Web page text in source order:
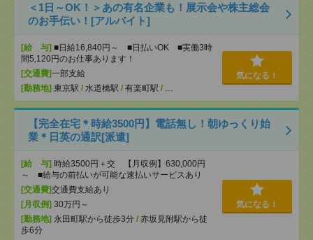
＜1日～OK！＞あの有名企業も！展示会や株主総会
のお手伝い！[アルバイト]
[給 与] ■日給16,840円～ ■日払いOK ■実働3時
間5,120円のお仕事あります！
[交通費]一部支給
[勤務地] 東京駅 / 水道橋駅 / 有楽町駅 / …
気になる！
【完全在宅＊時給3500円】電話無し！朝ゆっくり始
業＊日英の通訳[派遣]
[給 与] 時給3500円＋交 【月収例】630,000円
～ ■給与の前払いが可能な速払いサービスあり
[交通費]交通費支給あり
[月収例] 30万円～
[勤務地] 永田町駅から徒歩3分 / 赤坂見附駅から徒
歩6分
気になる！